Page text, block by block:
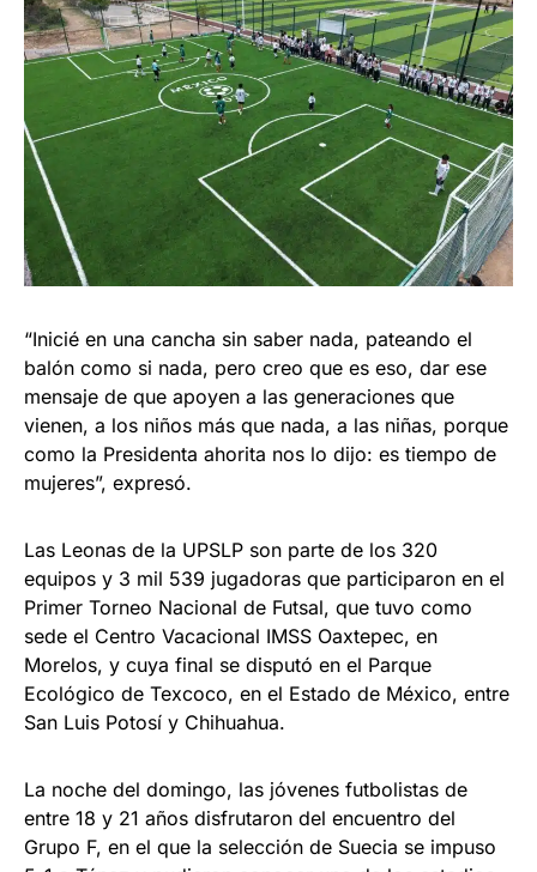
“Inicié en una cancha sin saber nada, pateando el
balón como si nada, pero creo que es eso, dar ese
mensaje de que apoyen a las generaciones que
vienen, a los niños más que nada, a las niñas, porque
como la Presidenta ahorita nos lo dijo: es tiempo de
mujeres”, expresó.
Las Leonas de la UPSLP son parte de los 320
equipos y 3 mil 539 jugadoras que participaron en el
Primer Torneo Nacional de Futsal, que tuvo como
sede el Centro Vacacional IMSS Oaxtepec, en
Morelos, y cuya final se disputó en el Parque
Ecológico de Texcoco, en el Estado de México, entre
San Luis Potosí y Chihuahua.
La noche del domingo, las jóvenes futbolistas de
entre 18 y 21 años disfrutaron del encuentro del
Grupo F, en el que la selección de Suecia se impuso